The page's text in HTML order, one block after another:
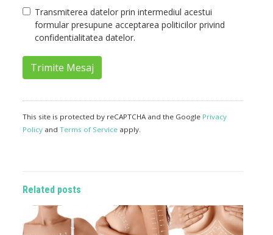
Transmiterea datelor prin intermediul acestui
formular presupune acceptarea politicilor privind
confidentialitatea datelor.
Trimite Mesaj
This site is protected by reCAPTCHA and the Google Privacy
Policyand Terms of Serviceapply.
Related posts